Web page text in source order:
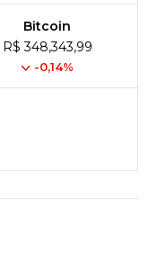
Bitcoin
R$ 348,343,99
-0,14%